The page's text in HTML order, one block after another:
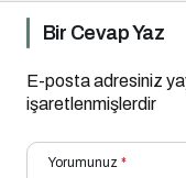
Bir Cevap Yaz
E-posta adresiniz
işaretlenmişlerdir
Yorumunuz *